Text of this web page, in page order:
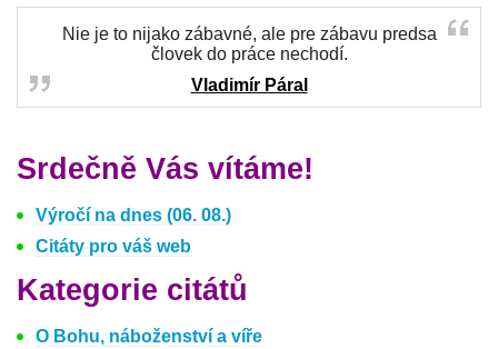
Nie je to nijako zábavné, ale pre zábavu predsa
človek do práce nechodí.
Vladimír Páral
Srdečně Vás vítáme!
Výročí na dnes (06. 08.)
Citáty pro váš web
Kategorie citátů
O Bohu, náboženství a víře